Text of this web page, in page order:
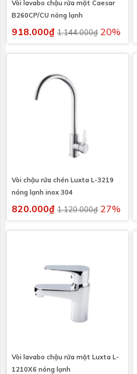
Vòi lavabo chậu rửa mặt Caesar
B260CP/CU nóng lạnh
918.000₫ 1.144.000₫ 20%
Vòi chậu rửa chén Luxta L-3219
nóng lạnh inox 304
820.000₫ 1.120.000₫ 27%
Vòi lavabo chậu rửa mặt Luxta L-
1210X6 nóng lạnh